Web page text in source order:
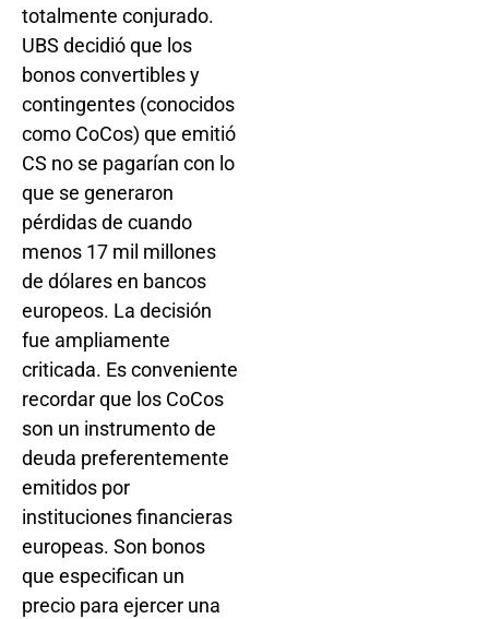
totalmente conjurado.
UBS decidió que los
bonos convertibles y
contingentes (conocidos
como CoCos) que emitió
CS no se pagarían con lo
que se generaron
pérdidas de cuando
menos 17 mil millones
de dólares en bancos
europeos. La decisión
fue ampliamente
criticada. Es conveniente
recordar que los CoCos
son un instrumento de
deuda preferentemente
emitidos por
instituciones financieras
europeas. Son bonos
que especifican un
precio para ejercer una